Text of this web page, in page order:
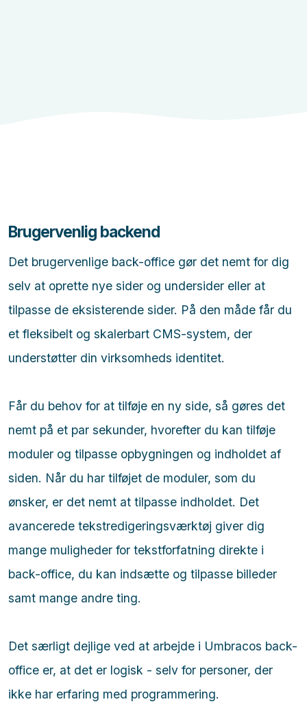
Brugervenlig backend
Det brugervenlige back-office gør det nemt for dig
selv at oprette nye sider og undersider eller at
tilpasse de eksisterende sider. På den måde får du
et fleksibelt og skalerbart CMS-system, der
understøtter din virksomheds identitet.
Får du behov for at tilføje en ny side, så gøres det
nemt på et par sekunder, hvorefter du kan tilføje
moduler og tilpasse opbygningen og indholdet af
siden. Når du har tilføjet de moduler, som du
ønsker, er det nemt at tilpasse indholdet. Det
avancerede tekstredigeringsværktøj giver dig
mange muligheder for tekstforfatning direkte i
back-office, du kan indsætte og tilpasse billeder
samt mange andre ting.
Det særligt dejlige ved at arbejde i Umbracos back-
office er, at det er logisk - selv for personer, der
ikke har erfaring med programmering.